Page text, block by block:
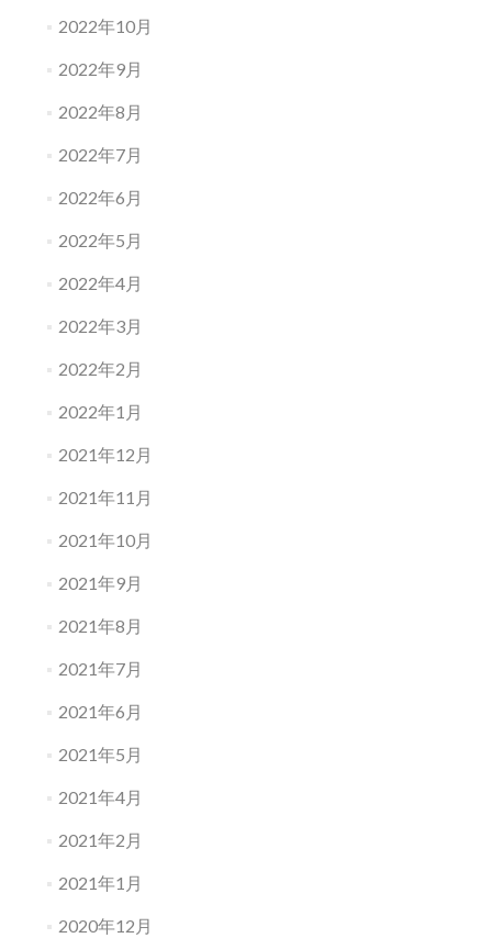
2022年10月
2022年9月
2022年8月
2022年7月
2022年6月
2022年5月
2022年4月
2022年3月
2022年2月
2022年1月
2021年12月
2021年11月
2021年10月
2021年9月
2021年8月
2021年7月
2021年6月
2021年5月
2021年4月
2021年2月
2021年1月
2020年12月